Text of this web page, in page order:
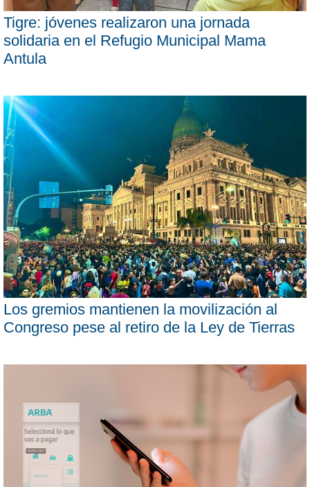
Tigre: jóvenes realizaron una jornada
solidaria en el Refugio Municipal Mama
Antula
Los gremios mantienen la movilización al
Congreso pese al retiro de la Ley de Tierras